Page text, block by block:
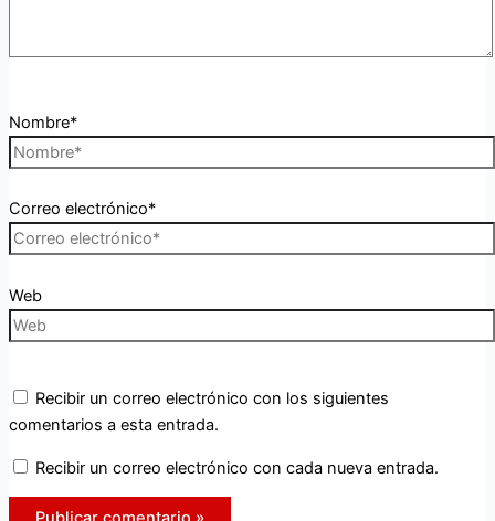
Nombre*
Correo electrónico*
Web
Recibir un correo electrónico con los siguientes
comentarios a esta entrada.
Recibir un correo electrónico con cada nueva entrada.